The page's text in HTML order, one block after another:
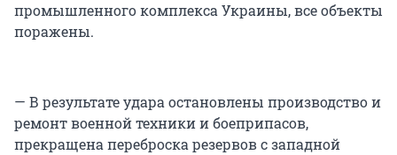
промышленного комплекса Украины, все объекты
поражены.
— В результате удара остановлены производство и
ремонт военной техники и боеприпасов,
прекращена переброска резервов с западной